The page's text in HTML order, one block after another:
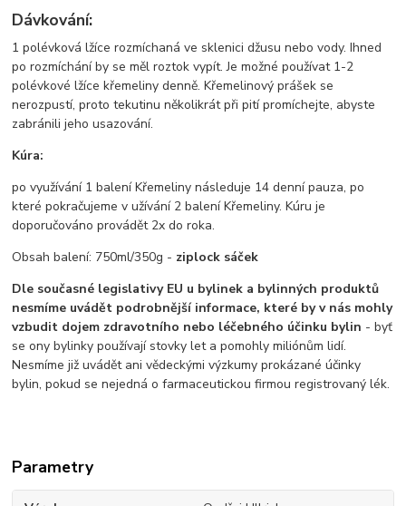
Dávkování:
1 polévková lžíce rozmíchaná ve sklenici džusu nebo vody. Ihned
po rozmíchání by se měl roztok vypít. Je možné používat 1-2
polévkové lžíce křemeliny denně. Křemelinový prášek se
nerozpustí, proto tekutinu několikrát při pití promíchejte, abyste
zabránili jeho usazování.
Kúra:
po využívání 1 balení Křemeliny následuje 14 denní pauza, po
které pokračujeme v užívání 2 balení Křemeliny. Kúru je
doporučováno provádět 2x do roka.
Obsah balení: 750ml/350g - ziplock sáček
Dle současné legislativy EU u bylinek a bylinných produktů
nesmíme uvádět podrobnější informace, které by v nás mohly
vzbudit dojem zdravotního nebo léčebného účinku bylin - byť
se ony bylinky používají stovky let a pomohly miliónům lidí.
Nesmíme již uvádět ani vědeckými výzkumy prokázané účinky
bylin, pokud se nejedná o farmaceutickou firmou registrovaný lék.
Parametry